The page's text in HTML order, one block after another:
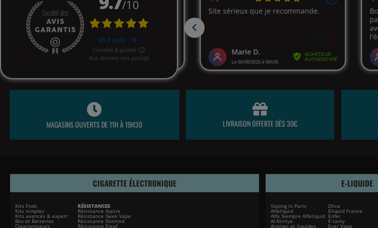
MAGASINS OUVERTS DE 11H À 19H30 LIVRAISON OFFERTE DÈS 30€
CIGARETTE ÉLECTRONIQUE
Kits Pods
Kits simples
Kits avancés & expert
Box et Batteries
Clearomiseurs
RÉSISTANCES
Résistance Aspire
Résistance Geek Vape
Résistance Dotmod
Résistance Eleaf
E-LIQUIDE
Vaping In Paris
Alfaliquid
Alfa Siempre Alfaliquid
Al-Kimiya
Aromes et liquides
Dlice
Eliquid France
Enfer
E-tasty
Ever Vape